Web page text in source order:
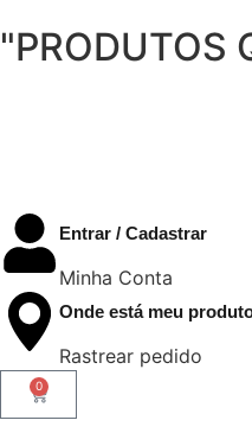
"PRODUTOS
Entrar / Cadastrar
Minha Conta
Onde está meu
Rastrear pedido
0